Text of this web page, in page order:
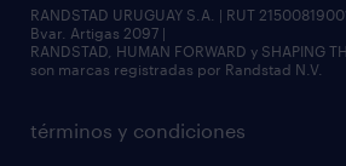
términos y condiciones
RANDSTAD URUGUAY S.A. | RUT
Bvar. Artigas 2097 |
RANDSTAD, HUMAN FORWARD y SHAPING
son marcas registradas por Randstad N.V.